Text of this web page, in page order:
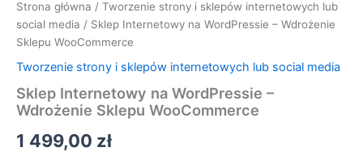
Strona główna / Tworzenie strony i sklepów internetowych lub
social media / Sklep Internetowy na WordPressie – Wdrożenie
Sklepu WooCommerce
Tworzenie strony i sklepów internetowych lub social media
Sklep Internetowy na WordPressie –
Wdrożenie Sklepu WooCommerce
1 499,00 zł